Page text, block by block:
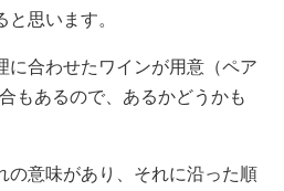
思います。
に合わせたワインが用意（ペア
もあるので、あるかどうかも
の意味があり、それに沿った順